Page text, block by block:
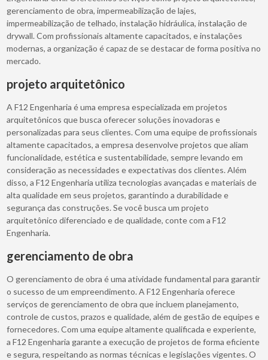
gerenciamento de obra, impermeabilização de lajes,
impermeabilização de telhado, instalação hidráulica, instalação de
drywall. Com profissionais altamente capacitados, e instalações
modernas, a organização é capaz de se destacar de forma positiva no
mercado.
projeto arquitetônico
A F12 Engenharia é uma empresa especializada em projetos
arquitetônicos que busca oferecer soluções inovadoras e
personalizadas para seus clientes. Com uma equipe de profissionais
altamente capacitados, a empresa desenvolve projetos que aliam
funcionalidade, estética e sustentabilidade, sempre levando em
consideração as necessidades e expectativas dos clientes. Além
disso, a F12 Engenharia utiliza tecnologias avançadas e materiais de
alta qualidade em seus projetos, garantindo a durabilidade e
segurança das construções. Se você busca um projeto
arquitetônico diferenciado e de qualidade, conte com a F12
Engenharia.
gerenciamento de obra
O gerenciamento de obra é uma atividade fundamental para garantir
o sucesso de um empreendimento. A F12 Engenharia oferece
serviços de gerenciamento de obra que incluem planejamento,
controle de custos, prazos e qualidade, além de gestão de equipes e
fornecedores. Com uma equipe altamente qualificada e experiente,
a F12 Engenharia garante a execução de projetos de forma eficiente
e segura, respeitando as normas técnicas e legislações vigentes. O